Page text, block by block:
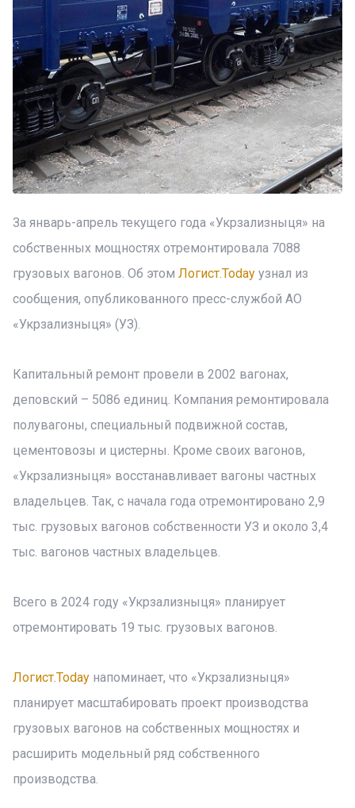
За январь-апрель текущего года «Укрзализныця» на
собственных мощностях отремонтировала 7088
грузовых вагонов. Об этом Логист.Today узнал из
сообщения, опубликованного пресс-службой АО
«Укрзализныця» (УЗ).
Капитальный ремонт провели в 2002 вагонах,
деповский – 5086 единиц. Компания ремонтировала
полувагоны, специальный подвижной состав,
цементовозы и цистерны. Кроме своих вагонов,
«Укрзализныця» восстанавливает вагоны частных
владельцев. Так, с начала года отремонтировано 2,9
тыс. грузовых вагонов собственности УЗ и около 3,4
тыс. вагонов частных владельцев.
Всего в 2024 году «Укрзализныця» планирует
отремонтировать 19 тыс. грузовых вагонов.
Логист.Today напоминает, что «Укрзализныця»
планирует масштабировать проект производства
грузовых вагонов на собственных мощностях и
расширить модельный ряд собственного
производства.